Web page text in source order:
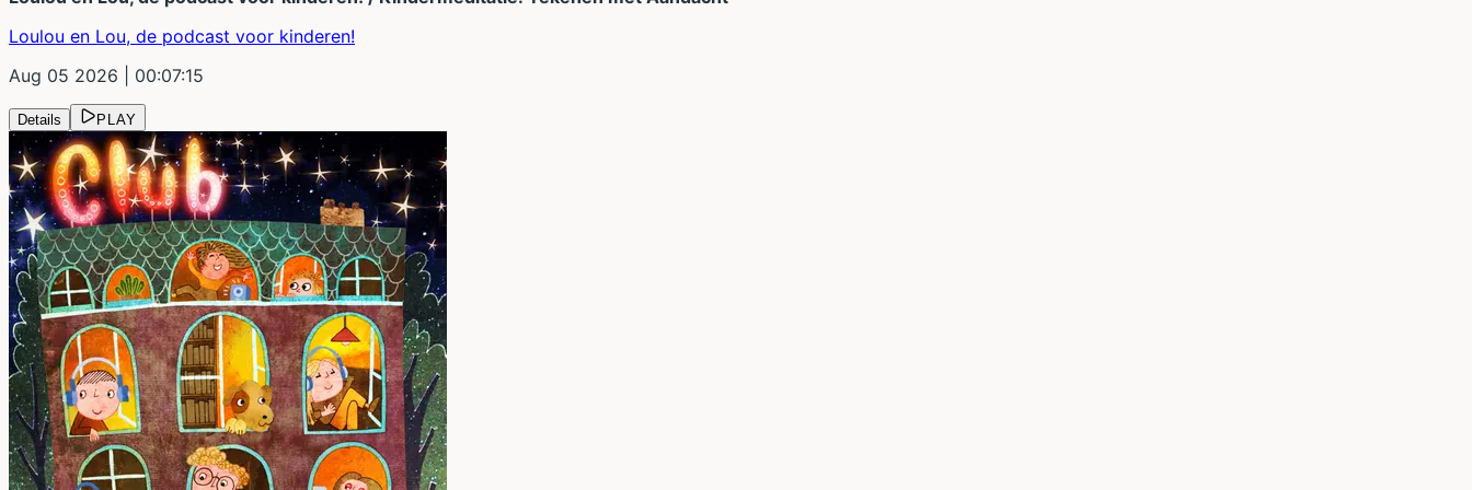
Loulou en Lou, de podcast voor kinderen!
Aug 05 2026 | 00:07:15
Details PLAY